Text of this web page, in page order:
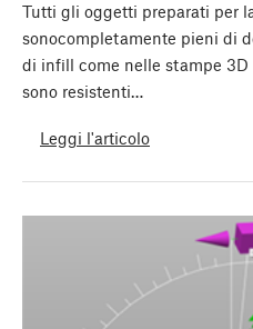
Tutti gli oggetti preparati per
sonocompletamente pieni di
di infill come nelle stampe
sono resistenti…
Leggi l'articolo